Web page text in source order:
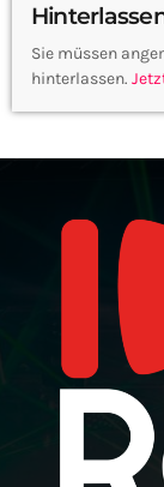
Sie müssen
hinterlassen.